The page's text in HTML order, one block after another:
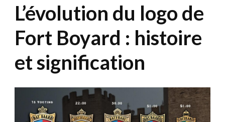
L’évolution du logo de
Fort Boyard : histoire
et signification